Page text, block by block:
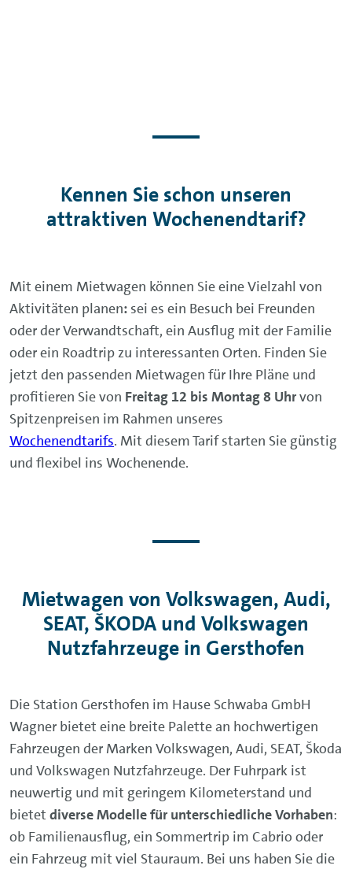
Kennen Sie schon unseren
attraktiven Wochenendtarif?
Mit einem Mietwagen können Sie eine Vielzahl von
Aktivitäten planen: sei es ein Besuch bei Freunden
oder der Verwandtschaft, ein Ausflug mit der Familie
oder ein Roadtrip zu interessanten Orten. Finden Sie
jetzt den passenden Mietwagen für Ihre Pläne und
profitieren Sie von Freitag 12 bis Montag 8 Uhrvon
Spitzenpreisen im Rahmen unseres
Wochenendtarifs. Mit diesem Tarif starten Sie günstig
und flexibel ins Wochenende.
Mietwagen von Volkswagen, Audi,
SEAT, ŠKODA und Volkswagen
Nutzfahrzeuge in Gersthofen
Die Station Gersthofen im Hause Schwaba GmbH
Wagner bietet eine breite Palette an hochwertigen
Fahrzeugen der Marken Volkswagen, Audi, SEAT, Škoda
und Volkswagen Nutzfahrzeuge. Der Fuhrpark ist
neuwertig und mit geringem Kilometerstand und
bietet diverse Modelle für unterschiedliche Vorhaben:
ob Familienausflug, ein Sommertrip im Cabrio oder
ein Fahrzeug mit viel Stauraum. Bei uns haben Sie die